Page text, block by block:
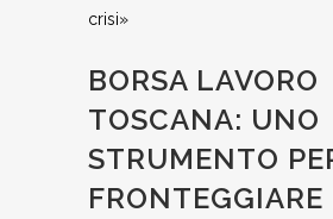
crisi»
BORSA LAVORO
TOSCANA: UNO
STRUMENTO
FRONTEGGIARE